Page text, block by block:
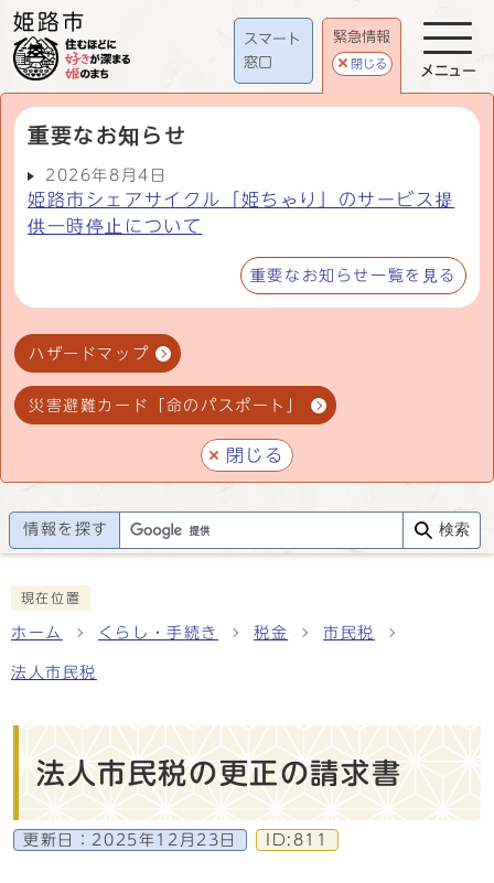
スマート
窓口
緊急情報
閉じる
重要なお知らせ
2026年8月4日
姫路市シェアサイクル「姫ちゃり」のサービス提
供一時停止について
重要なお知らせ一覧を見る
ハザードマップ
災害避難カード「命のパスポート」
閉じる
メニュー
情報を探す 検索
現在位置
ホーム くらし・手続き 税金 市民税
法人市民税
法人市民税の更正の請求書
更新日： 2025年12月23日 ID:811